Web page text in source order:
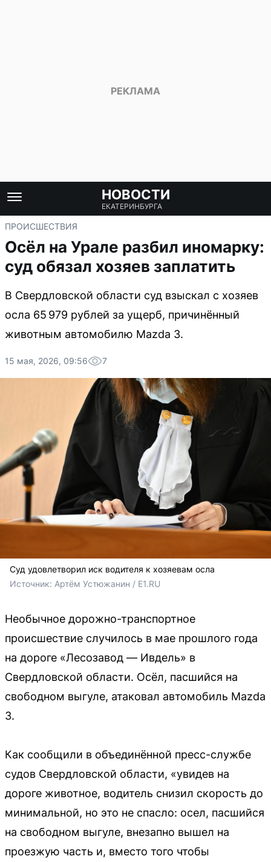
НОВОСТИ
ЕКАТЕРИНБУРГА
ПРОИСШЕСТВИЯ
Осёл на Урале разбил иномарку:
суд обязал хозяев заплатить
В Свердловской области суд взыскал с хозяев
осла 65 979 рублей за ущерб, причинённый
животным автомобилю Mazda 3.
15 мая, 2026, 09:56 7
Суд удовлетворил иск водителя к хозяевам осла
Источник: Артём Устюжанин / E1.RU
Необычное дорожно-транспортное
происшествие случилось в мае прошлого года
на дороге «Лесозавод — Ивдель» в
Свердловской области. Осёл, пасшийся на
свободном выгуле, атаковал автомобиль Mazda
3.
Как сообщили в объединённой пресс-службе
судов Свердловской области, «увидев на
дороге животное, водитель снизил скорость до
минимальной, но это не спасло: осел, пасшийся
на свободном выгуле, внезапно вышел на
проезжую часть и, вместо того чтобы